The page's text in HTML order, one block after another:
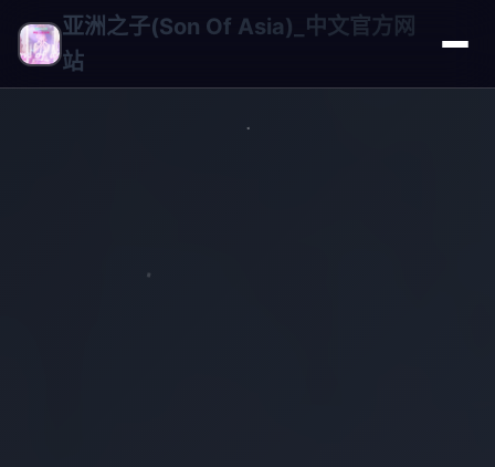
亚洲之子(Son Of Asia)_中文官方网
站